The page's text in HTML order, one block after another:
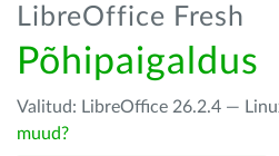
LibreOffice Fresh
Põhipaigaldus
Valitud: LibreOffice 26.2.4 —
muud?